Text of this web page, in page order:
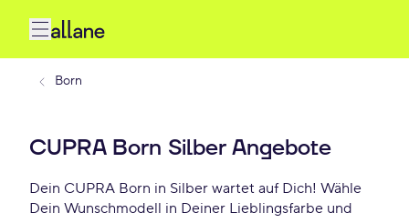
Born
CUPRA Born Silber Angebote
Dein CUPRA Born in Silber wartet auf Dich! Wähle
Dein Wunschmodell in Deiner Lieblingsfarbe und